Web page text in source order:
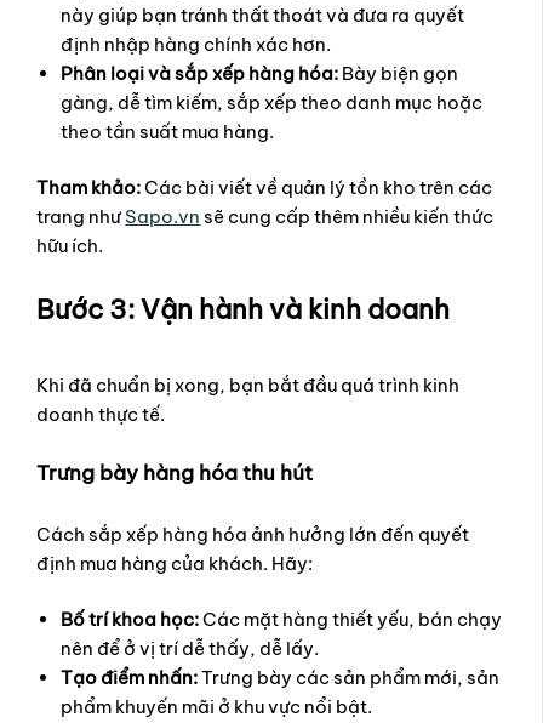
này giúp bạn tránh thất thoát và đưa ra quyết
định nhập hàng chính xác hơn.
Phân loại và sắp xếp hàng hóa: Bày biện gọn
gàng, dễ tìm kiếm, sắp xếp theo danh mục hoặc
theo tần suất mua hàng.
Tham khảo:Các bài viết về quản lý tồn kho trên các
trang như Sapo.vn sẽ cung cấp thêm nhiều kiến thức
hữu ích.
Bước 3: Vận hành và kinh doanh
Khi đã chuẩn bị xong, bạn bắt đầu quá trình kinh
doanh thực tế.
Trưng bày hàng hóa thu hút
Cách sắp xếp hàng hóa ảnh hưởng lớn đến quyết
định mua hàng của khách. Hãy:
Bố trí khoa học:Các mặt hàng thiết yếu, bán chạy
nên để ở vị trí dễ thấy, dễ lấy.
Tạo điểm nhấn:Trưng bày các sản phẩm mới, sản
phẩm khuyến mãi ở khu vực nổi bật.